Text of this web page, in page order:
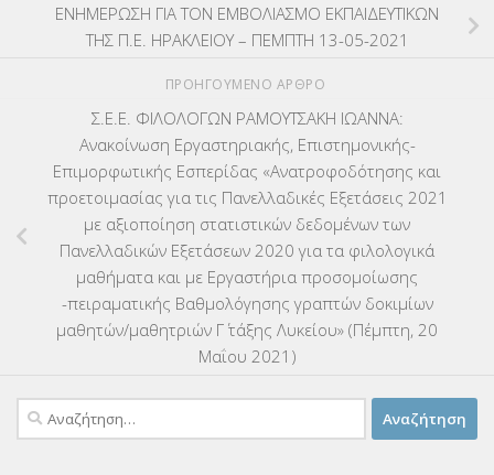
ΕΝΗΜΕΡΩΣΗ ΓΙΑ ΤΟΝ ΕΜΒΟΛΙΑΣΜΟ ΕΚΠΑΙΔΕΥΤΙΚΩΝ
ΤΗΣ Π.Ε. ΗΡΑΚΛΕΙΟΥ – ΠΕΜΠΤΗ 13-05-2021
ΠΡΟΗΓΟΎΜΕΝΟ ΆΡΘΡΟ
Σ.Ε.Ε. ΦΙΛΟΛΟΓΩΝ ΡΑΜΟΥΤΣΑΚΗ ΙΩΑΝΝΑ:
Ανακοίνωση Εργαστηριακής, Επιστημονικής-
Επιμορφωτικής Εσπερίδας «Ανατροφοδότησης και
προετοιμασίας για τις Πανελλαδικές Εξετάσεις 2021
με αξιοποίηση στατιστικών δεδομένων των
Πανελλαδικών Εξετάσεων 2020 για τα φιλολογικά
μαθήματα και με Εργαστήρια προσομοίωσης
-πειραματικής Βαθμολόγησης γραπτών δοκιμίων
μαθητών/μαθητριών Γ΄ τάξης Λυκείου» (Πέμπτη, 20
Μαΐου 2021)
Αναζήτηση
για: